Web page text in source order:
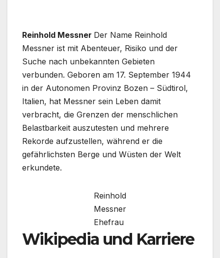
Reinhold Messner Der Name Reinhold
Messner ist mit Abenteuer, Risiko und der
Suche nach unbekannten Gebieten
verbunden. Geboren am 17. September 1944
in der Autonomen Provinz Bozen – Südtirol,
Italien, hat Messner sein Leben damit
verbracht, die Grenzen der menschlichen
Belastbarkeit auszutesten und mehrere
Rekorde aufzustellen, während er die
gefährlichsten Berge und Wüsten der Welt
erkundete.
Reinhold
Messner
Ehefrau
Wikipedia und Karriere